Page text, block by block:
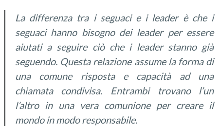
La differenza tra i seguaci e i leader è che i
seguaci hanno bisogno dei leader per essere
aiutati a seguire ciò che i leader stanno già
seguendo. Questa relazione assume la forma di
una comune risposta e capacità ad una
chiamata condivisa. Entrambi trovano l’un
l’altro in una vera comunione per creare il
mondo in modo responsabile.